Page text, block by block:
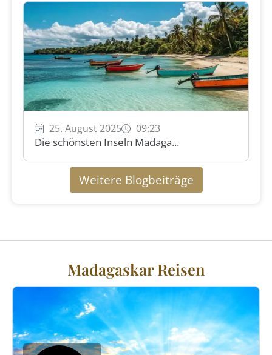
25. August 2025 09:23
Die schönsten Inseln Madaga...
Weitere Blogbeiträge
Madagaskar Reisen